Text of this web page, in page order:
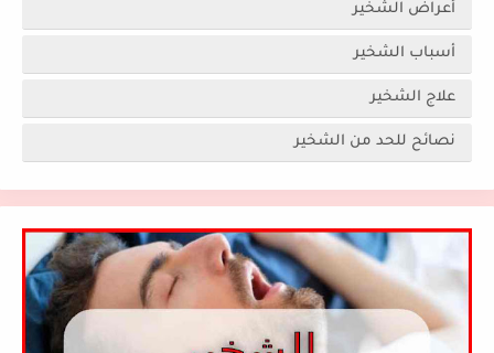
أعراض الشخير
أسباب الشخير
علاج الشخير
نصائح للحد من الشخير